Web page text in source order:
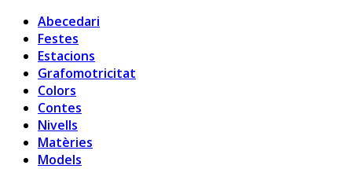
Abecedari
Festes
Estacions
Grafomotricitat
Colors
Contes
Nivells
Matèries
Models